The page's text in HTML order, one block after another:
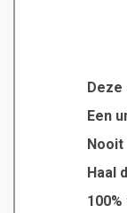
Een
Haal